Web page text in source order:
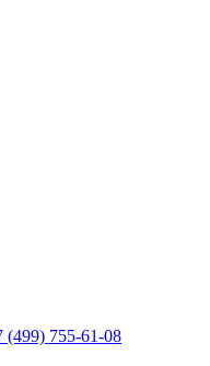
(499) 755-61-08